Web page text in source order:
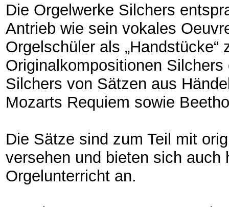
Die Orgelwerke Silchers
Antrieb wie sein vokales
Orgelschüler als „Handstücke“
Originalkompositionen
Silchers von Sätzen aus
Mozarts Requiem sowie
Die Sätze sind zum Teil mit
versehen und bieten sich
Orgelunterricht an.